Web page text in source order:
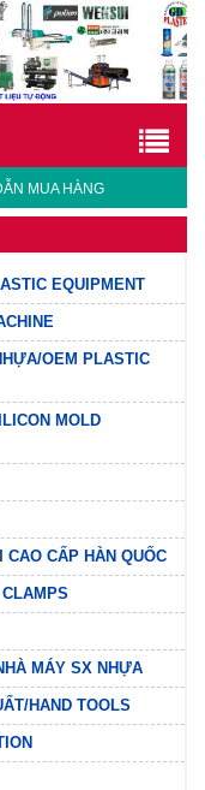
MUA HÀNG
EQUIPMENT
OEM PLASTIC
MOLD
CẤP HÀN QUỐC
MÁY SX NHỰA
HAND TOOLS